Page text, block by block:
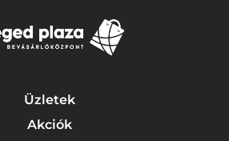
Üzletek
Akciók